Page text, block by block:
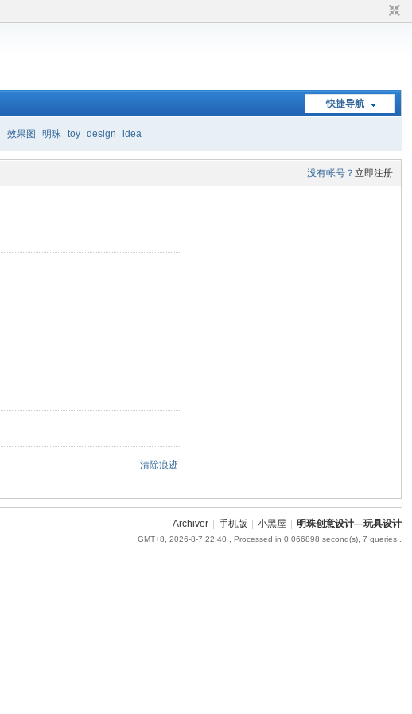
快捷导航
效果图 明珠 toy design idea
没有帐号？ 立即注册
清除痕迹
Archiver 手机版 小黑屋 明珠创意设计—玩具设计
GMT+8, 2026-8-7 22:40 , Processed in 0.066898 second(s), 7 queries .